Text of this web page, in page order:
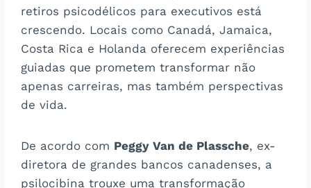
retiros psicodélicos para executivos está
crescendo. Locais como Canadá, Jamaica,
Costa Rica e Holanda oferecem experiências
guiadas que prometem transformar não
apenas carreiras, mas também perspectivas
de vida.
De acordo com Peggy Van de Plassche, ex-
diretora de grandes bancos canadenses, a
psilocibina trouxe uma transformação